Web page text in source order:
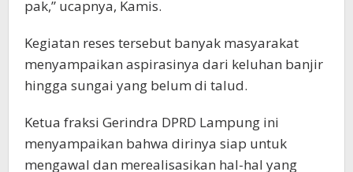
pak,” ucapnya, Kamis.
Kegiatan reses tersebut banyak masyarakat
menyampaikan aspirasinya dari keluhan banjir
hingga sungai yang belum di talud.
Ketua fraksi Gerindra DPRD Lampung ini
menyampaikan bahwa dirinya siap untuk
mengawal dan merealisasikan hal-hal yang